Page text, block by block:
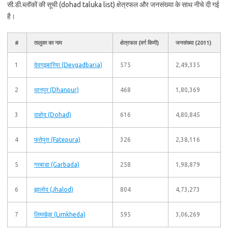
सी.डी.ब्लॉकों की सूची (dohad taluka list) क्षेत्रफल और जनसंख्या के साथ नीचे दी गई
है।
# तालुका का नाम क्षेत्रफल (वर्ग किमी) जनसंख्या (2011)
1 देवगढ़बारिया (Devgadbaria) 575 2,49,335
2 धानपुर (Dhanpur) 468 1,80,369
3 दाहोद (Dohad) 616 4,80,845
4 फतेपुरा (Fatepura) 326 2,38,116
5 गरबाडा (Garbada) 258 1,98,879
6 झालोद (Jhalod) 804 4,73,273
7 लिमखेड़ा (Limkheda) 595 3,06,269